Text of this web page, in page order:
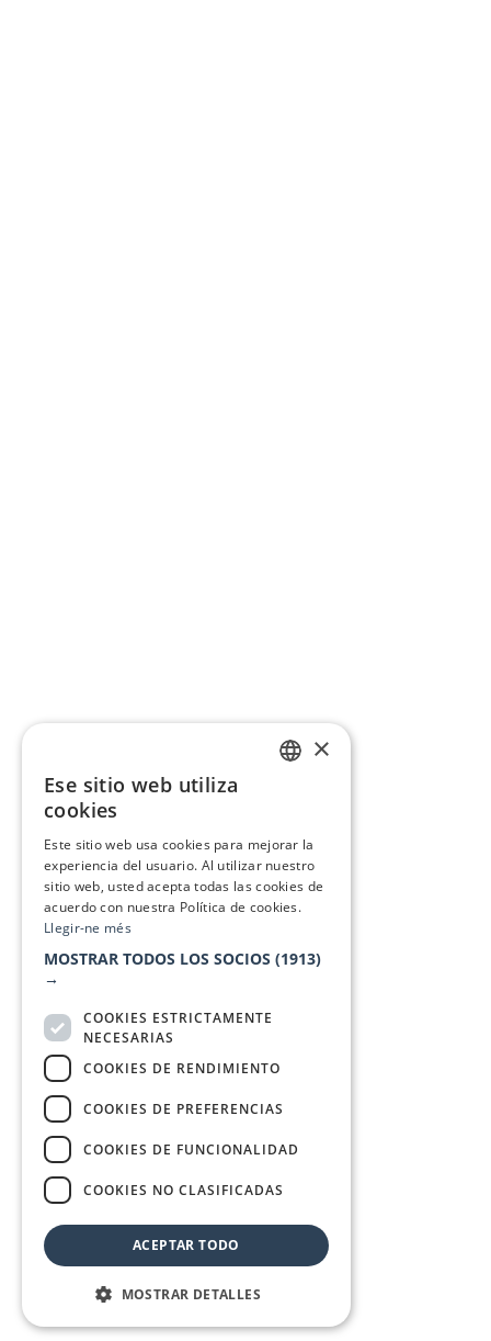
×
Ese sitio web utiliza
cookies
Este sitio web usa cookies para mejorar la
experiencia del usuario. Al utilizar nuestro
sitio web, usted acepta todas las cookies de
acuerdo con nuestra Política de cookies.
Llegir-ne més
MOSTRAR TODOS LOS SOCIOS (1913)
→
COOKIES ESTRICTAMENTE
NECESARIAS
COOKIES DE RENDIMIENTO
COOKIES DE PREFERENCIAS
COOKIES DE FUNCIONALIDAD
COOKIES NO CLASIFICADAS
ACEPTAR TODO
MOSTRAR DETALLES